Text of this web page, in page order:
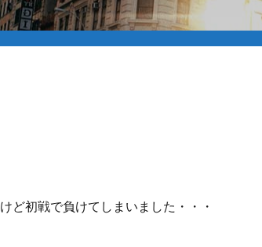
ど初戦で負けてしまいました・・・